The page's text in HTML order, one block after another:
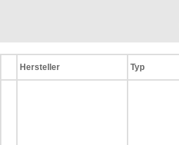
Hersteller Typ